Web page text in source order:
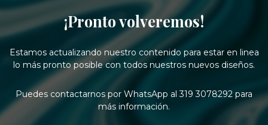
¡Pronto volveremos!
Estamos actualizando nuestro contenido para estar en linea
lo más pronto posible con todos nuestros nuevos diseños.
Puedes contactarnos por WhatsApp al 319 3078292 para
más información.